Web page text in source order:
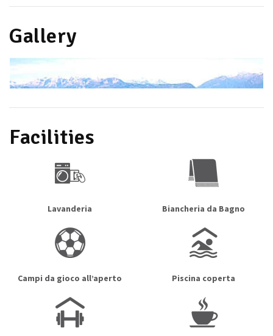
Gallery
Facilities
Lavanderia Biancheria da Bagno
Campi da gioco all’aperto Piscina coperta